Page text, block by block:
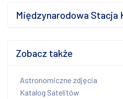
Międzynarodowa Stacja
Zobacz także
Astronomiczne zdjęcia
Katalog Satelitów